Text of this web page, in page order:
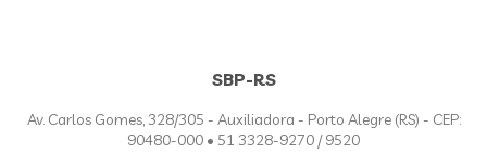
SBP-RS
Av. Carlos Gomes, 328/305 - Auxiliadora - Porto Alegre (RS) - CEP:
90480-000 • 51 3328-9270 / 9520